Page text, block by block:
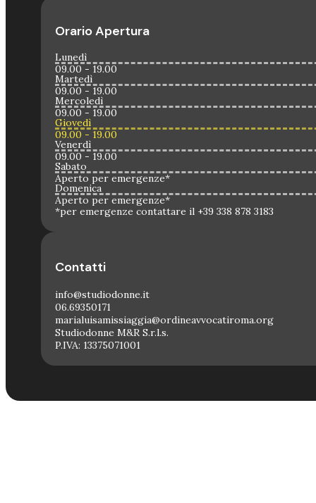
Orario Apertura
Lunedì
09.00 - 19.00
Martedì
09.00 - 19.00
Mercoledì
09.00 - 19.00
Giovedì
09.00 - 19.00
Venerdì
09.00 - 19.00
Sabato
Aperto per emergenze*
Domenica
Aperto per emergenze*
*per emergenze contattare il +39 338 878 3183
Contatti
info@studiodonne.it
06.69350171
marialuisamissiaggia@ordineavvocatiroma.org
Studiodonne M&R S.r.l.s.
P.IVA: 13375071001